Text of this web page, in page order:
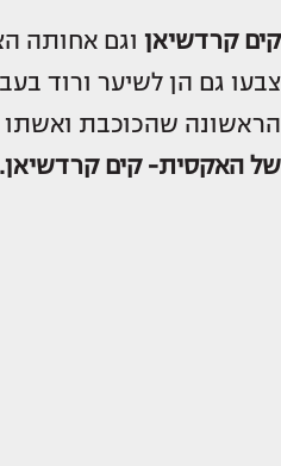
קים קרדשיאן וגם אחותה
צבעו גם הן לשיער ורוד
הראשונה שהכוכבת ואשתו
של האקסית- קים קרדשיאן.